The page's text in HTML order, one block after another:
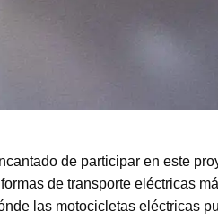
de participar en este
de transporte eléctricas
las motocicletas eléctricas